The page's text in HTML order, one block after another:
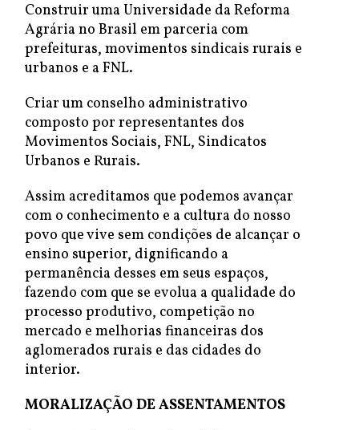
Construir uma Universidade da Reforma
Agrária no Brasil em parceria com
prefeituras, movimentos sindicais rurais e
urbanos e a FNL.
Criar um conselho administrativo
composto por representantes dos
Movimentos Sociais, FNL, Sindicatos
Urbanos e Rurais.
Assim acreditamos que podemos avançar
com o conhecimento e a cultura do nosso
povo que vive sem condições de alcançar o
ensino superior, dignificando a
permanência desses em seus espaços,
fazendo com que se evolua a qualidade do
processo produtivo, competição no
mercado e melhorias financeiras dos
aglomerados rurais e das cidades do
interior.
MORALIZAÇÃO DE ASSENTAMENTOS